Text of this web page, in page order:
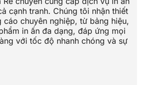
cạnh tranh. Chúng tôi nhận thiết
cáo chuyên nghiệp, từ bảng hiệu,
in ấn đa dạng, đáp ứng mọi
với tốc độ nhanh chóng và sự